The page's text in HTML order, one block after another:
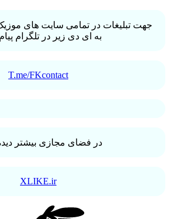
تبلیغات در تمامی سایت های موزیک به
به ای دی زیر در تلگرام پیام دهید :
T.me/FKcontact
در فضای مجازی بیشتر دیده
XLIKE.ir